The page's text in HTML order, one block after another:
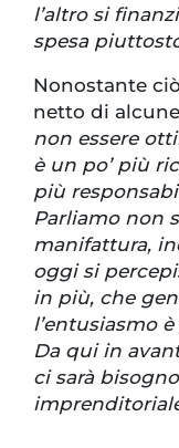
l’altro si
spesa
Nonostante
netto di
non essere
è un po’ più
più
Parliamo non
manifattura,
oggi si
in più, che
l’entusiasmo
Da qui in
ci sarà